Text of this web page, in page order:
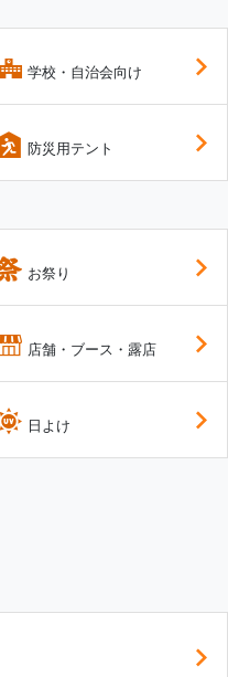
学校・自治会向け
防災用テント
お祭り
店舗・ブース・露店
日よけ